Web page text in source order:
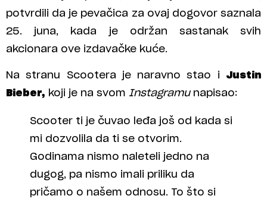
potvrdili da je pevačica za ovaj dogovor saznala
25. juna, kada je održan sastanak svih
akcionara ove izdavačke kuće.
Na stranu Scootera je naravno stao i Justin
Bieber, koji je na svom Instagramunapisao:
Scooter ti je čuvao leđa još od kada si
mi dozvolila da ti se otvorim.
Godinama nismo naleteli jedno na
dugog, pa nismo imali priliku da
pričamo o našem odnosu. To što si